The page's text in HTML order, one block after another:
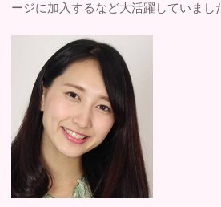
ージに加入するなど大活躍していまし